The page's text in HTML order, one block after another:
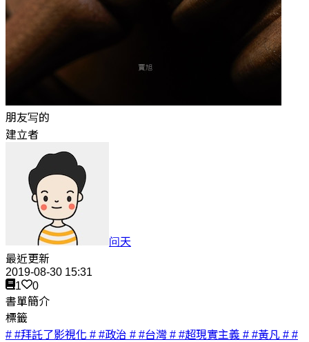
朋友写的
建立者
问天
最近更新
2019-08-30 15:31
1
0
書單簡介
標籤
# #拜託了影視化 # #政治 # #台灣 # #超現實主義 # #黃凡 # #